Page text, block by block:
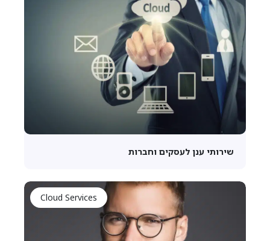
שירותי ענן לעסקים וחברות
Cloud Services